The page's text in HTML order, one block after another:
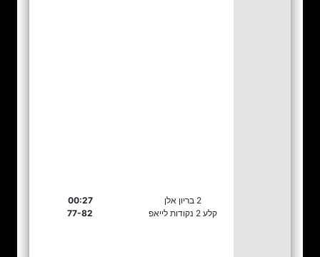
2 בריון אלן
קלע 2 נקודות לייאפ
00:27
77-82